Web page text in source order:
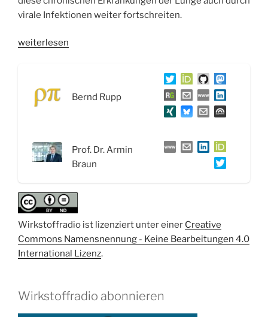
virale Infektionen weiter fortschreiten.
„WSR049
gegen
Interview
Prof.
Dr.
Armin
Braun“
weiterlesen
Bernd Rupp
Prof. Dr. Armin
Braun
Wirkstoffradio ist lizenziert unter einer Creative
Commons Namensnennung - Keine Bearbeitungen 4.0
International Lizenz.
Wirkstoffradio abonnieren